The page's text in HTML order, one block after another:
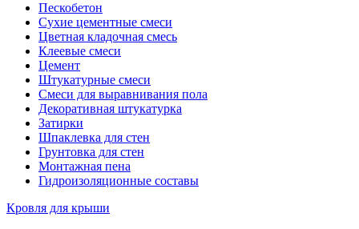
Пескобетон
Сухие цементные смеси
Цветная кладочная смесь
Клеевые смеси
Цемент
Штукатурные смеси
Смеси для выравнивания пола
Декоративная штукатурка
Затирки
Шпаклевка для стен
Грунтовка для стен
Монтажная пена
Гидроизоляционные составы
Кровля для крыши